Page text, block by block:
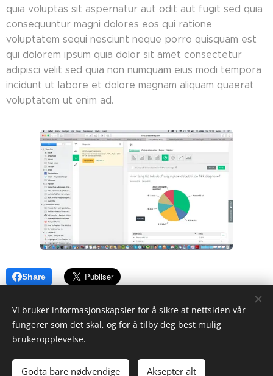
quia voluptas sit aspernatur aut odit aut fugit sed quia
consequuntur magni dolores eos qui ratione
voluptatem sequi nesciunt neque porro quisquam est
qui dolorem ipsum quia dolor sit amet consectetur
adipisci velit sed quia non numquam eius modi tempora
incidunt ut labore et dolore magnam aliquam quaerat
voluptatem ut enim ad.
Share
Vi bruker informasjonskapsler for å sikre at nettsiden vår
fungerer som det skal, og for å tilby deg best mulig
brukeropplevelse.
Godta bare nødvendige Aksepter alt